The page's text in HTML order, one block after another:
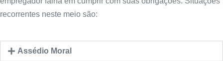
recorrentes neste meio são:
Assédio Moral